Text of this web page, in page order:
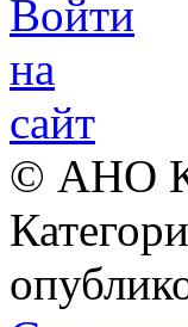
© АНО